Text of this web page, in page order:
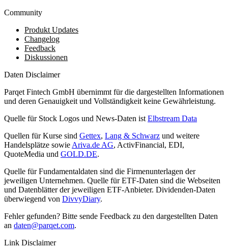
Community
Produkt Updates
Changelog
Feedback
Diskussionen
Daten Disclaimer
Parqet Fintech GmbH übernimmt für die dargestellten Informationen
und deren Genauigkeit und Vollständigkeit keine Gewährleistung.
Quelle für Stock Logos und News-Daten ist Elbstream Data
Quellen für Kurse sind Gettex, Lang & Schwarz und weitere
Handelsplätze sowie Ariva.de AG, ActivFinancial, EDI,
QuoteMedia und GOLD.DE.
Quelle für Fundamentaldaten sind die Firmenunterlagen der
jeweiligen Unternehmen. Quelle für ETF-Daten sind die Webseiten
und Datenblätter der jeweiligen ETF-Anbieter. Dividenden-Daten
überwiegend von DivvyDiary.
Fehler gefunden? Bitte sende Feedback zu den dargestellten Daten
an daten@parqet.com.
Link Disclaimer